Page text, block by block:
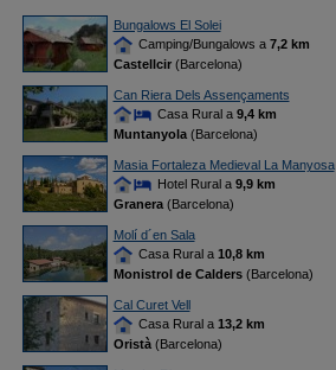
Bungalows El Solei
Camping/Bungalows a 7,2 km
Castellcir(Barcelona)
Can Riera Dels Assençaments
Casa Rural a 9,4 km
Muntanyola(Barcelona)
Masia Fortaleza Medieval La Manyosa
Hotel Rural a 9,9 km
Granera(Barcelona)
Molí d´en Sala
Casa Rural a 10,8 km
Monistrol de Calders(Barcelona)
Cal Curet Vell
Casa Rural a 13,2 km
Oristà(Barcelona)